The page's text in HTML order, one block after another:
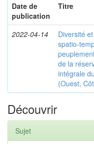
Date de
publication
Titre
2022-04-14
Diversité
spatio-
de la
intégrale
(Ouest,
Découvrir
Sujet